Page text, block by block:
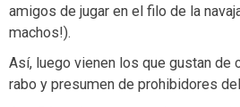
amigos de jugar en el filo de la
machos!).
Así, luego vienen los que gustan de
rabo y presumen de prohibidores